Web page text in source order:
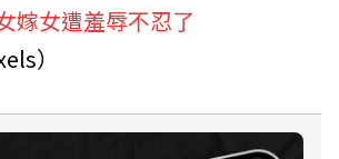
女遭羞辱不忍了
）